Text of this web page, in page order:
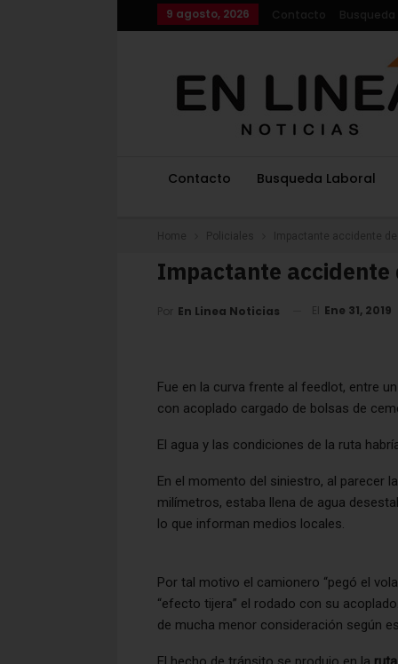
9 agosto, 2026 Contacto Busqueda
Contacto Busqueda Laboral
Home Policiales Impactante accidente
Impactante accidente
Por En Linea Noticias El Ene 31, 2019
Fue en la curva frente al feedlot, entre
con acoplado cargado de bolsas de
El agua y las condiciones de la ruta
En el momento del siniestro, al parecer
milímetros, estaba llena de agua
lo que informan medios locales.
Por tal motivo el camionero “pegó el
“efecto tijera” el rodado con su
de mucha menor consideración según